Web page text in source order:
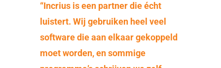
“Incrius is een partner die écht
luistert. Wij gebruiken heel veel
software die aan elkaar gekoppeld
moet worden, en sommige